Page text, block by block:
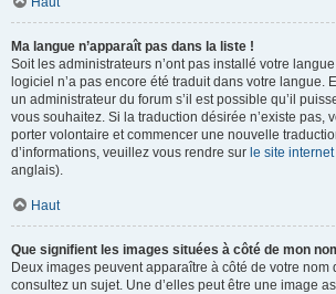
Ma langue n’apparaît pas dans la liste !
Soit les administrateurs n’ont pas installé votre
logiciel n’a pas encore été traduit dans votre langue.
un administrateur du forum s’il est possible qu’il
vous souhaitez. Si la traduction désirée n’existe pas,
porter volontaire et commencer une nouvelle
d’informations, veuillez vous rendre sur le site
anglais).
Haut
Que signifient les images situées à côté de mon
Deux images peuvent apparaître à côté de votre nom
consultez un sujet. Une d’elles peut être une image